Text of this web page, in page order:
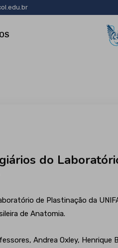
do
de Plastinação da
de Anatomia.
Andrea Oxley, Henrique